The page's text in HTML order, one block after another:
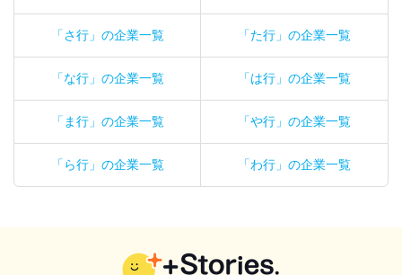
「さ行」の企業一覧 「た行」の企業一覧
「な行」の企業一覧 「は行」の企業一覧
「ま行」の企業一覧 「や行」の企業一覧
「ら行」の企業一覧 「わ行」の企業一覧